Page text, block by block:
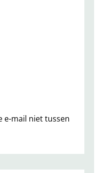
e-mail niet tussen